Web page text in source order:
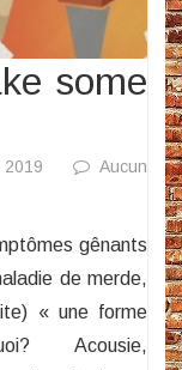
some
Aucun
gênants
de merde,
« une forme
Acousie,